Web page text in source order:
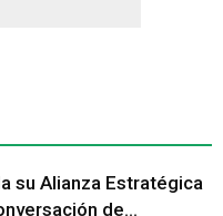
su Alianza Estratégica
de...